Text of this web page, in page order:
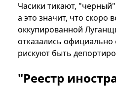
Часики тикают,
а это значит, что скоро
оккупированной
отказались
рискуют быть
"Реестр